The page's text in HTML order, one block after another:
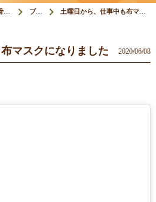
大田区のマッサージ＆鍼灸接骨院オリーブ(Olive) ブログ 土曜日から、仕事中も布マスクになりました
マスクになりました 2020/06/08